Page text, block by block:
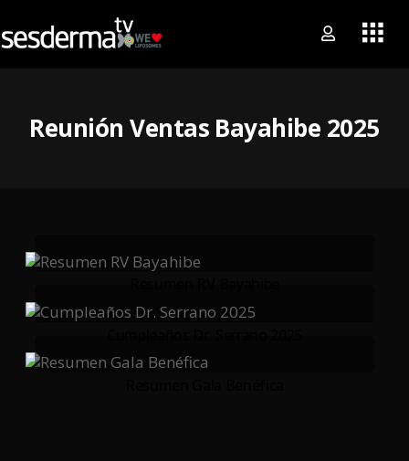
Reunión Ventas Bayahibe 2025